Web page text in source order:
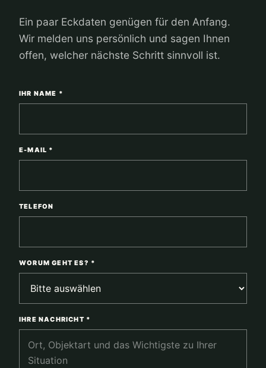
Ein paar Eckdaten genügen für den Anfang.
Wir melden uns persönlich und sagen Ihnen
offen, welcher nächste Schritt sinnvoll ist.
IHR NAME *
E-MAIL *
TELEFON
WORUM GEHT ES? *
IHRE NACHRICHT *